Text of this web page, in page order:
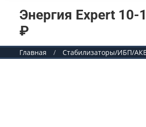
Энергия Expert
₽
Главная Стабилизаторы/ИБП/